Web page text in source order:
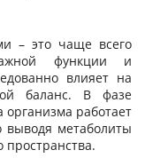
– это чаще всего
функции и
влияет на
баланс. В фазе
организма работает
выводя метаболиты